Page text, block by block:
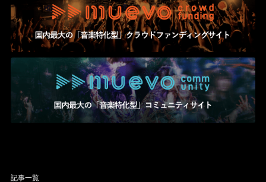
記事一覧